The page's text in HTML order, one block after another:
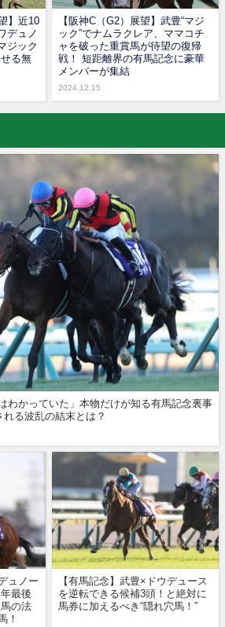
】近10
デュノ
ジック
る無
【阪神C（G2）展望】武豊“マジ
ック”でナムラクレア、ママコチ
ャを破った重賞馬が待望の復帰
戦！ 短距離界の有馬記念に豪華
メンバーが集結
2024.12.15
わかっていた」本物だけが知る有馬記念裏事
れる波乱の結末とは？
ュノー
最後
の法
！
【有馬記念】武豊×ドウデュース
を逆転できる候補3頭！と絶対に
馬券に加えるべき“隠れ穴馬！”